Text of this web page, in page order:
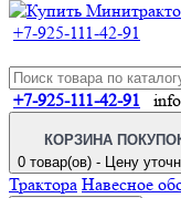
+7-925-111-42-91
+7-925-111-42-91
КОРЗИНА
0 товар(ов) - Цену
Трактора Навесное